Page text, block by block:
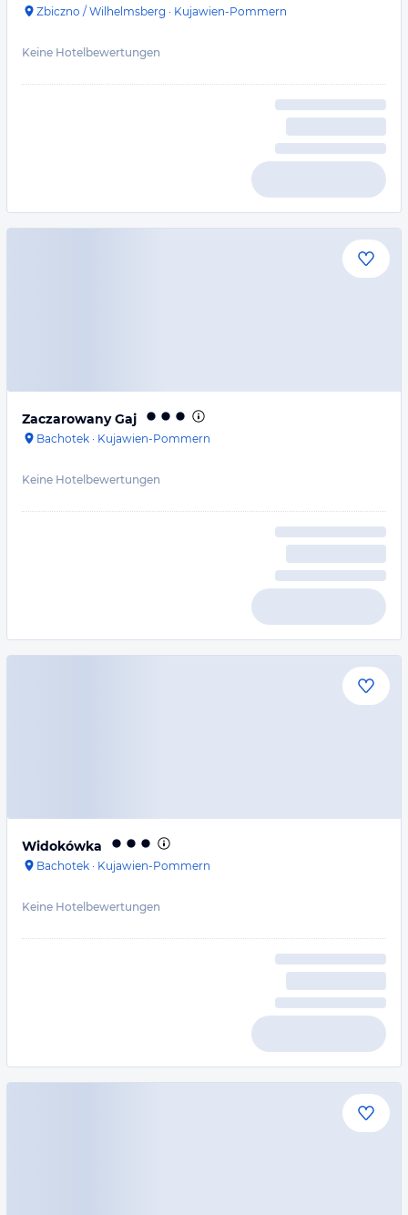
Zbiczno / Wilhelmsberg · Kujawien-Pommern
Keine Hotelbewertungen
Zaczarowany Gaj
Bachotek · Kujawien-Pommern
Keine Hotelbewertungen
Widokówka
Bachotek · Kujawien-Pommern
Keine Hotelbewertungen